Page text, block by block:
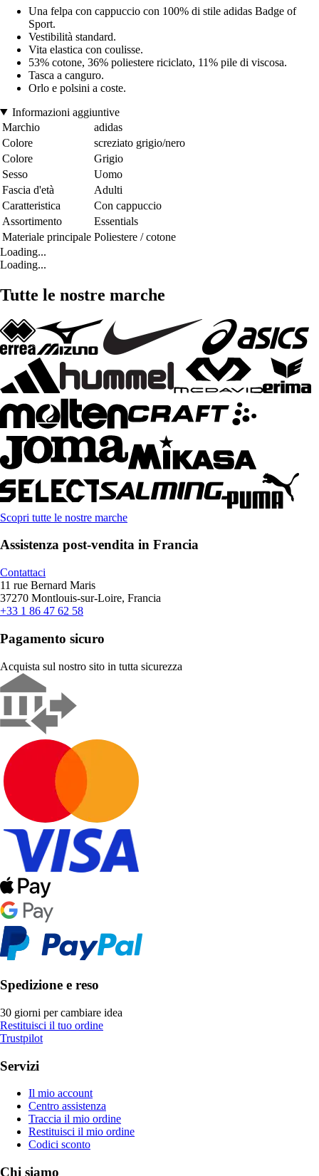
Una felpa con cappuccio con 100% di stile adidas Badge of
Sport.
Vestibilità standard.
Vita elastica con coulisse.
53% cotone, 36% poliestere riciclato, 11% pile di viscosa.
Tasca a canguro.
Orlo e polsini a coste.
Informazioni aggiuntive
Marchio
adidas
Colore
screziato grigio/nero
Colore
Grigio
Sesso
Uomo
Fascia d'età
Adulti
Caratteristica
Con cappuccio
Assortimento
Essentials
Materiale principale Poliestere / cotone
Loading...
Loading...
Tutte le nostre marche
Scopri tutte le nostre marche
Assistenza post-vendita in Francia
Contattaci
11 rue Bernard Maris
37270 Montlouis-sur-Loire, Francia
+33 1 86 47 62 58
Pagamento sicuro
Acquista sul nostro sito in tutta sicurezza
Spedizione e reso
30 giorni per cambiare idea
Restituisci il tuo ordine
Trustpilot
Servizi
Il mio account
Centro assistenza
Traccia il mio ordine
Restituisci il mio ordine
Codici sconto
Chi siamo